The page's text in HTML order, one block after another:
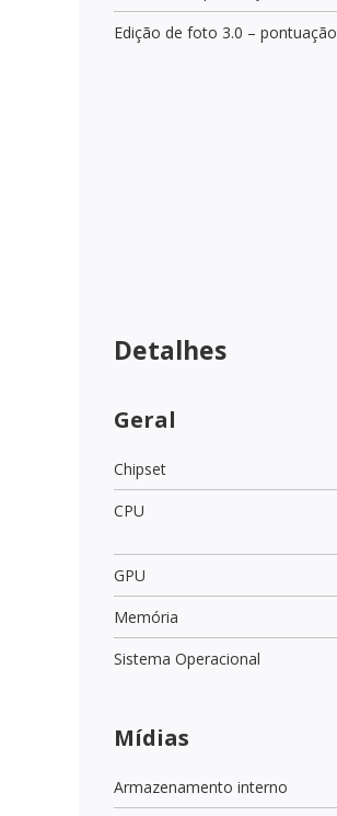
Edição de foto 3.0 – pontuação
Detalhes
Geral
Chipset
CPU
GPU
Memória
Sistema Operacional
Mídias
Armazenamento interno